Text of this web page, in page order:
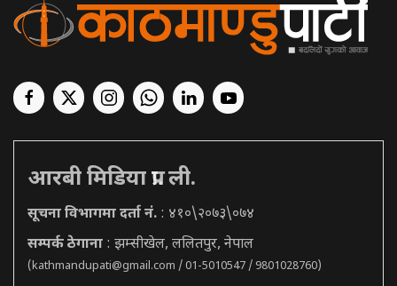
आरबी मिडिया प्रा. ली.
सूचना विभागमा दर्ता नं. : ४१०\२०७३\०७४
सम्पर्क ठेगाना : झम्सीखेल, ललितपुर, नेपाल
(kathmandupati@gmail.com / 01-5010547 / 9801028760)